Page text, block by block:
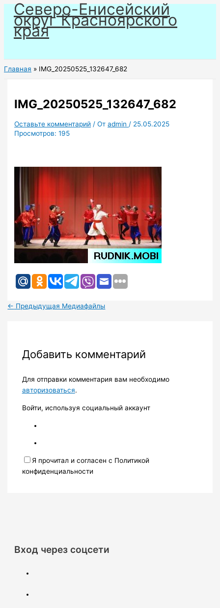
Перейти
содержимому
Северо-Енисейский
округ Красноярского
края
Главная IMG_20250525_132647_682
IMG_20250525_132647_682
Оставьте комментарий / Отadmin / 25.05.2025
Просмотров: 195
← Предыдущая Медиафайлы
Добавить комментарий
Для отправки комментария вам необходимо
авторизоваться.
Войти, используя социальный аккаунт
Я прочитал и согласен с Политикой
конфиденциальности
Вход через соцсети